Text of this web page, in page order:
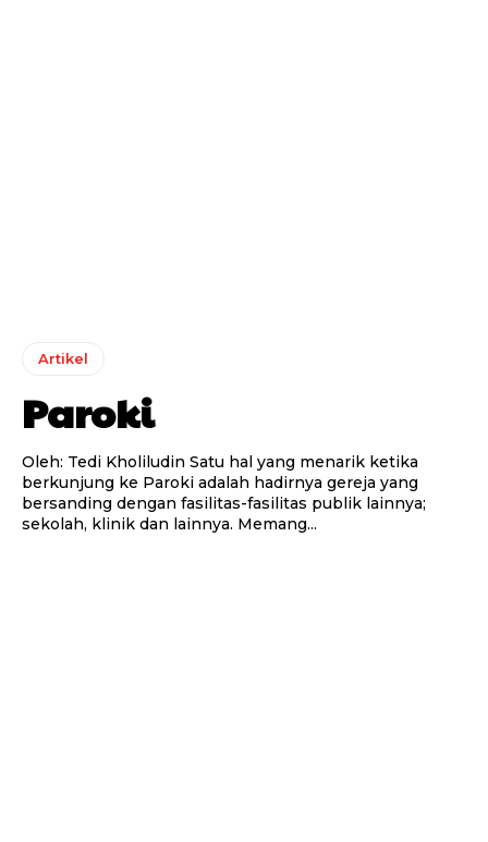
Artikel
Paroki
Oleh: Tedi Kholiludin Satu hal yang menarik ketika
berkunjung ke Paroki adalah hadirnya gereja yang
bersanding dengan fasilitas-fasilitas publik lainnya;
sekolah, klinik dan lainnya. Memang...